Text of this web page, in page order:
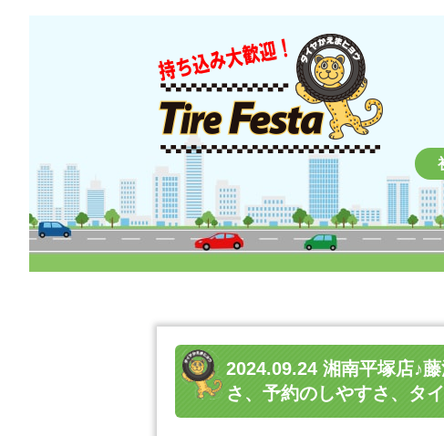
2024.09.24 湘南平塚店♪
さ、予約のしやすさ、タ